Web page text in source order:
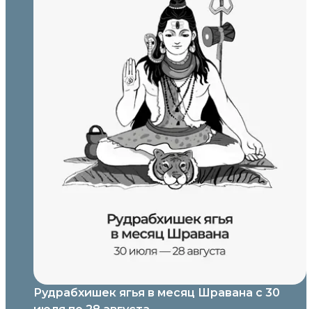
Рудрабхишек ягья в месяц Шравана с 30